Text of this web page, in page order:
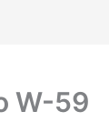
W-59